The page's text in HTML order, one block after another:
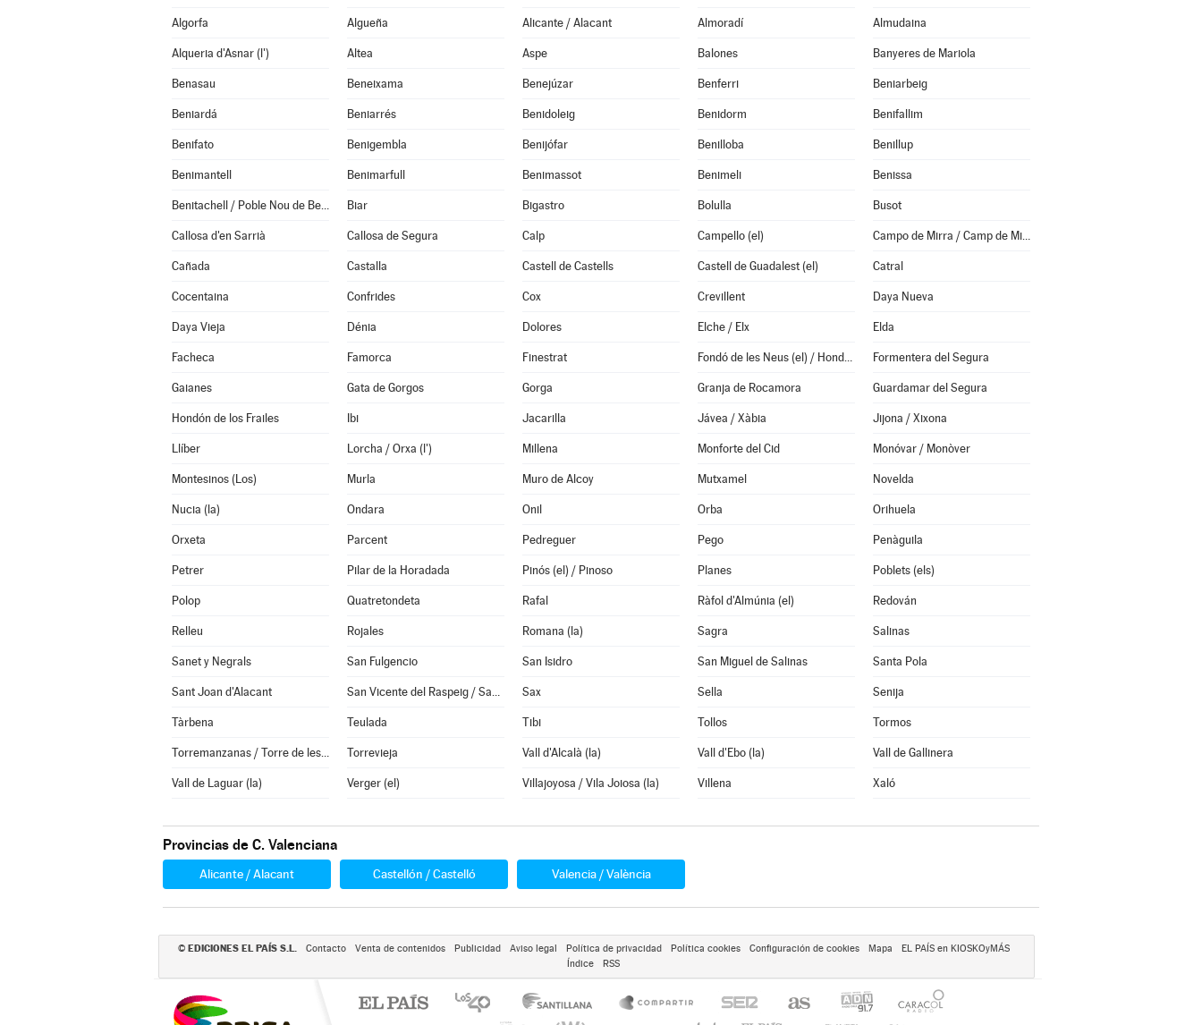
Algorfa Algueña Alicante / Alacant Almoradí Almudaina
Alqueria d'Asnar (l') Altea Aspe Balones Banyeres de Mariola
Benasau Beneixama Benejúzar Benferri Beniarbeig
Beniardá Beniarrés Benidoleig Benidorm Benifallim
Benifato Benigembla Benijófar Benilloba Benillup
Benimantell Benimarfull Benimassot Benimeli Benissa
Benitachell / Poble Nou de Benitatxell (el) Biar Bigastro Bolulla Busot
Callosa d'en Sarrià Callosa de Segura Calp Campello (el) Campo de Mirra / Camp de Mirra (el)
Cañada Castalla Castell de Castells Castell de Guadalest (el) Catral
Cocentaina Confrides Cox Crevillent Daya Nueva
Daya Vieja Dénia Dolores Elche / Elx Elda
Facheca Famorca Finestrat Fondó de les Neus (el) / Hondón de las Nieves Formentera del Segura
Gaianes Gata de Gorgos Gorga Granja de Rocamora Guardamar del Segura
Hondón de los Frailes Ibi Jacarilla Jávea / Xàbia Jijona / Xixona
Llíber Lorcha / Orxa (l') Millena Monforte del Cid Monóvar / Monòver
Montesinos (Los) Murla Muro de Alcoy Mutxamel Novelda
Nucia (la) Ondara Onil Orba Orihuela
Orxeta Parcent Pedreguer Pego Penàguila
Petrer Pilar de la Horadada Pinós (el) / Pinoso Planes Poblets (els)
Polop Quatretondeta Rafal Ràfol d'Almúnia (el) Redován
Relleu Rojales Romana (la) Sagra Salinas
Sanet y Negrals San Fulgencio San Isidro San Miguel de Salinas Santa Pola
Sant Joan d'Alacant San Vicente del Raspeig / Sant Vicent del Raspeig Sax Sella Senija
Tàrbena Teulada Tibi Tollos Tormos
Torremanzanas / Torre de les Maçanes (la) Torrevieja Vall d'Alcalà (la) Vall d'Ebo (la) Vall de Gallinera
Vall de Laguar (la) Verger (el) Villajoyosa / Vila Joiosa (la) Villena Xaló
Provincias de C. Valenciana
Alicante / Alacant Castellón / Castelló Valencia / València
© EDICIONES EL PAÍS S.L. Contacto Venta de contenidos Publicidad Aviso legal Política de privacidad Política cookies Configuración de cookies Mapa
EL PAÍS en KIOSKOyMÁS
Índice
RSS